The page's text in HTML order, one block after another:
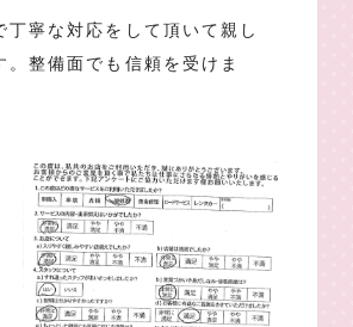
丁寧な対応をして頂いて親し
。整備面でも信頼を受けま